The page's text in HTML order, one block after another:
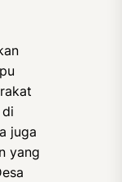
juga
yang